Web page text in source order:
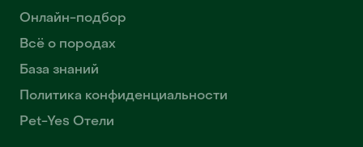
Онлайн-подбор
Всё о породах
База знаний
Политика конфиденциальности
Pet-Yes Отели